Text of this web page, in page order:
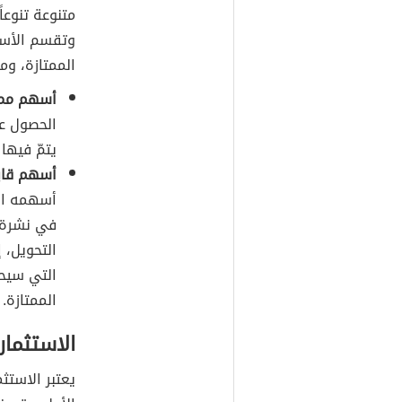
متنوعة
وتقسم
الممتازة،
أسهم
الحصول
يتمّ فيها
أسهم
أسهمه
في
التي
الممتازة.
يعتبر